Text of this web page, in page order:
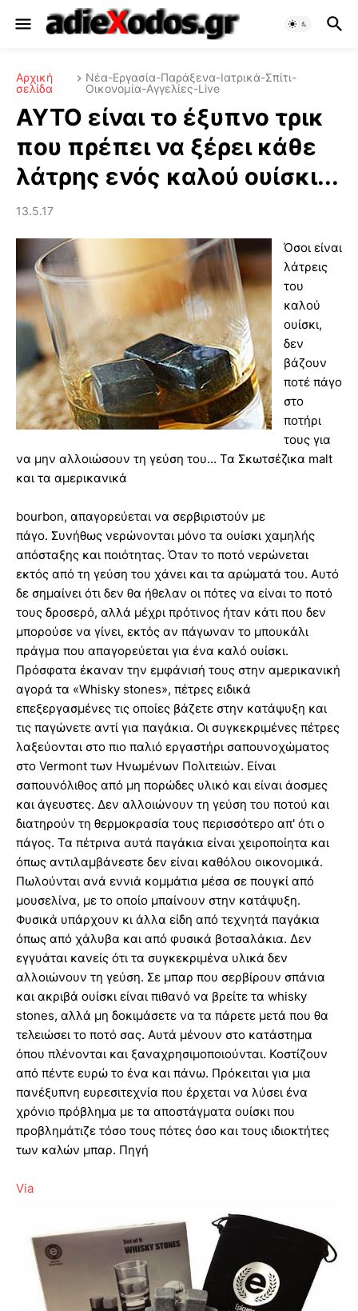
Αρχική
σελίδα
Νέα-Εργασία-Παράξενα-Ιατρικά-Σπίτι-
Οικονομία-Αγγελίες-Live
AYTO είναι το έξυπνο τρικ
που πρέπει να ξέρει κάθε
λάτρης ενός καλού ουίσκι...
13.5.17
Όσοι είναι
λάτρεις
του
καλού
ουίσκι,
δεν
βάζουν
ποτέ πάγο
στο
ποτήρι
τους για
να μην αλλοιώσουν τη γεύση του... Τα Σκωτσέζικα malt
και τα αμερικανικά
bourbon, απαγορεύεται να σερβιριστούν με
πάγο. Συνήθως νερώνονται μόνο τα ουίσκι χαμηλής
απόσταξης και ποιότητας. Όταν το ποτό νερώνεται
εκτός από τη γεύση του χάνει και τα αρώματά του. Αυτό
δε σημαίνει ότι δεν θα ήθελαν οι πότες να είναι το ποτό
τους δροσερό, αλλά μέχρι πρότινος ήταν κάτι που δεν
μπορούσε να γίνει, εκτός αν πάγωναν το μπουκάλι
πράγμα που απαγορεύεται για ένα καλό ουίσκι.
Πρόσφατα έκαναν την εμφάνισή τους στην αμερικανική
αγορά τα «Whisky stones», πέτρες ειδικά
επεξεργασμένες τις οποίες βάζετε στην κατάψυξη και
τις παγώνετε αντί για παγάκια. Οι συγκεκριμένες πέτρες
λαξεύονται στο πιο παλιό εργαστήρι σαπουνοχώματος
στο Vermont των Ηνωμένων Πολιτειών. Είναι
σαπουνόλιθος από μη πορώδες υλικό και είναι άοσμες
και άγευστες. Δεν αλλοιώνουν τη γεύση του ποτού και
διατηρούν τη θερμοκρασία τους περισσότερο απ' ότι ο
πάγος. Τα πέτρινα αυτά παγάκια είναι χειροποίητα και
όπως αντιλαμβάνεστε δεν είναι καθόλου οικονομικά.
Πωλούνται ανά εννιά κομμάτια μέσα σε πουγκί από
μουσελίνα, με το οποίο μπαίνουν στην κατάψυξη.
Φυσικά υπάρχουν κι άλλα είδη από τεχνητά παγάκια
όπως από χάλυβα και από φυσικά βοτσαλάκια. Δεν
εγγυάται κανείς ότι τα συγκεκριμένα υλικά δεν
αλλοιώνουν τη γεύση. Σε μπαρ που σερβίρουν σπάνια
και ακριβά ουίσκι είναι πιθανό να βρείτε τα whisky
stones, αλλά μη δοκιμάσετε να τα πάρετε μετά που θα
τελειώσει το ποτό σας. Αυτά μένουν στο κατάστημα
όπου πλένονται και ξαναχρησιμοποιούνται. Κοστίζουν
από πέντε ευρώ το ένα και πάνω. Πρόκειται για μια
πανέξυπνη ευρεσιτεχνία που έρχεται να λύσει ένα
χρόνιο πρόβλημα με τα αποστάγματα ουίσκι που
προβλημάτιζε τόσο τους πότες όσο και τους ιδιοκτήτες
των καλών μπαρ. Πηγή
Via